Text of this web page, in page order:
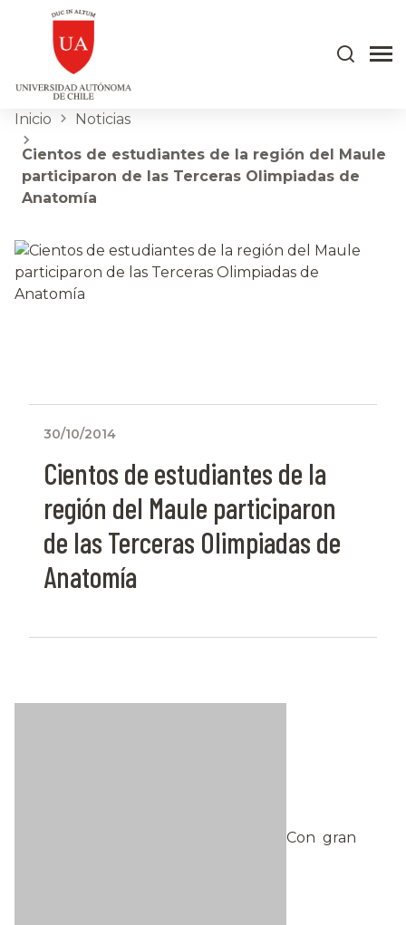
Inicio Noticias
Cientos de estudiantes de la región del Maule
participaron de las Terceras Olimpiadas de
Anatomía
30/10/2014
Cientos de estudiantes de la
región del Maule participaron
de las Terceras Olimpiadas de
Anatomía
Con gran